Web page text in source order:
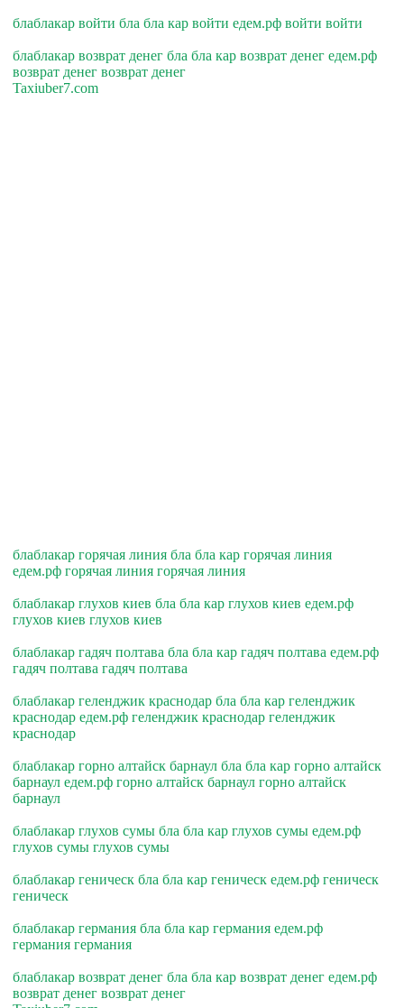
блаблакар войти бла бла кар войти едем.рф войти войти
блаблакар возврат денег бла бла кар возврат денег едем.рф
возврат денег возврат денег
Taxiuber7.com
блаблакар горячая линия бла бла кар горячая линия
едем.рф горячая линия горячая линия
блаблакар глухов киев бла бла кар глухов киев едем.рф
глухов киев глухов киев
блаблакар гадяч полтава бла бла кар гадяч полтава едем.рф
гадяч полтава гадяч полтава
блаблакар геленджик краснодар бла бла кар геленджик
краснодар едем.рф геленджик краснодар геленджик
краснодар
блаблакар горно алтайск барнаул бла бла кар горно алтайск
барнаул едем.рф горно алтайск барнаул горно алтайск
барнаул
блаблакар глухов сумы бла бла кар глухов сумы едем.рф
глухов сумы глухов сумы
блаблакар геническ бла бла кар геническ едем.рф геническ
геническ
блаблакар германия бла бла кар германия едем.рф
германия германия
блаблакар возврат денег бла бла кар возврат денег едем.рф
возврат денег возврат денег